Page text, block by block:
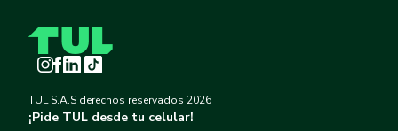
Instagram
Facebook
LinkedInTikTok
TUL S.A.S derechos reservados 2026
¡Pide TUL desde tu celular!